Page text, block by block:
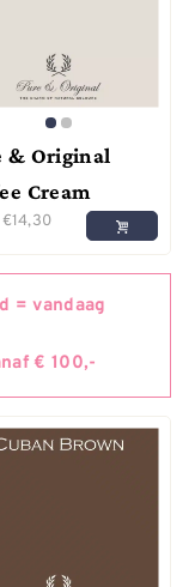
& Original
Cream
€14,30
=vandaag
€ 100,-